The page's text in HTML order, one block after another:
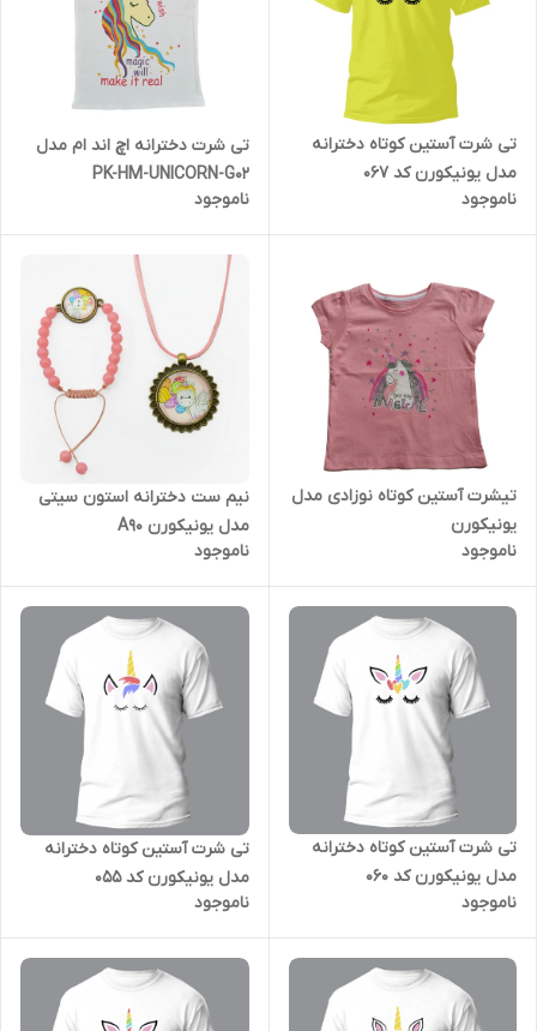
تی شرت آستین کوتاه دخترانه
مدل یونیکورن کد 067
ناموجود
تی شرت دخترانه اچ اند ام مدل
PK-HM-UNICORN-G02
ناموجود
تیشرت آستین کوتاه نوزادی مدل
یونیکورن
ناموجود
نیم ست دخترانه استون سیتی
مدل یونیکورن A90
ناموجود
تی شرت آستین کوتاه دخترانه
مدل یونیکورن کد 060
ناموجود
تی شرت آستین کوتاه دخترانه
مدل یونیکورن کد 055
ناموجود